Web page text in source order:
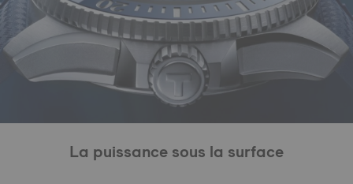
La puissance sous la surface